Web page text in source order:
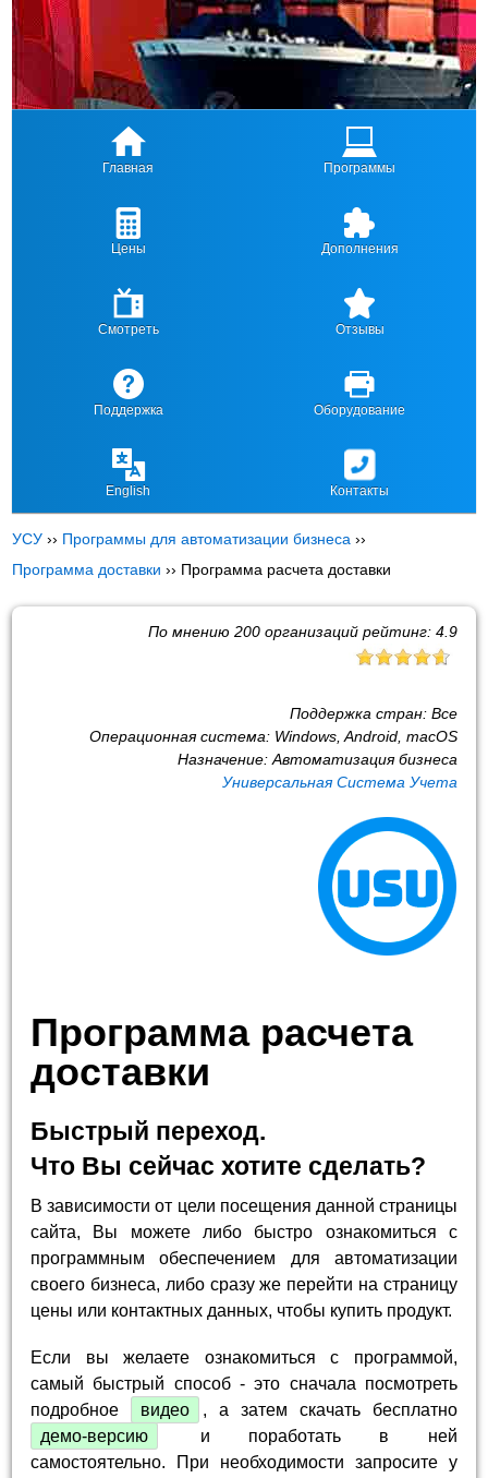
Главная Программы
Цены Дополнения
Смотреть Отзывы
Поддержка Оборудование
English Контакты
УСУ ›› Программы для автоматизации бизнеса ››
Программа доставки ›› Программа расчета доставки
По мнению 200организаций рейтинг: 4.9
Поддержка стран: Все
Операционная система: Windows, Android, macOS
Назначение: Автоматизация бизнеса
Универсальная Система Учета
Программа расчета
доставки
Быстрый переход.
Что Вы сейчас хотите сделать?
В зависимости от цели посещения данной страницы
сайта, Вы можете либо быстро ознакомиться с
программным обеспечением для автоматизации
своего бизнеса, либо сразу же перейти на страницу
цены или контактных данных, чтобы купить продукт.
Если вы желаете ознакомиться с программой,
самый быстрый способ - это сначала посмотреть
подробное
видео
, а затем скачать бесплатно
демо-версию
и поработать в ней
самостоятельно. При необходимости запросите у